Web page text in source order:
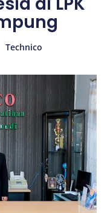
Technico